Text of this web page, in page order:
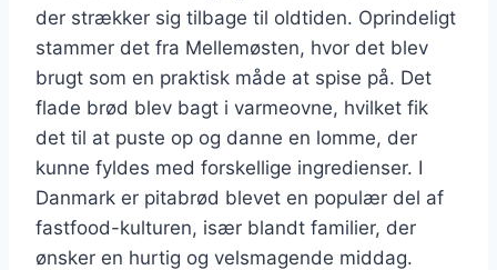
der strækker sig tilbage til oldtiden. Oprindeligt
stammer det fra Mellemøsten, hvor det blev
brugt som en praktisk måde at spise på. Det
flade brød blev bagt i varmeovne, hvilket fik
det til at puste op og danne en lomme, der
kunne fyldes med forskellige ingredienser. I
Danmark er pitabrød blevet en populær del af
fastfood-kulturen, især blandt familier, der
ønsker en hurtig og velsmagende middag.